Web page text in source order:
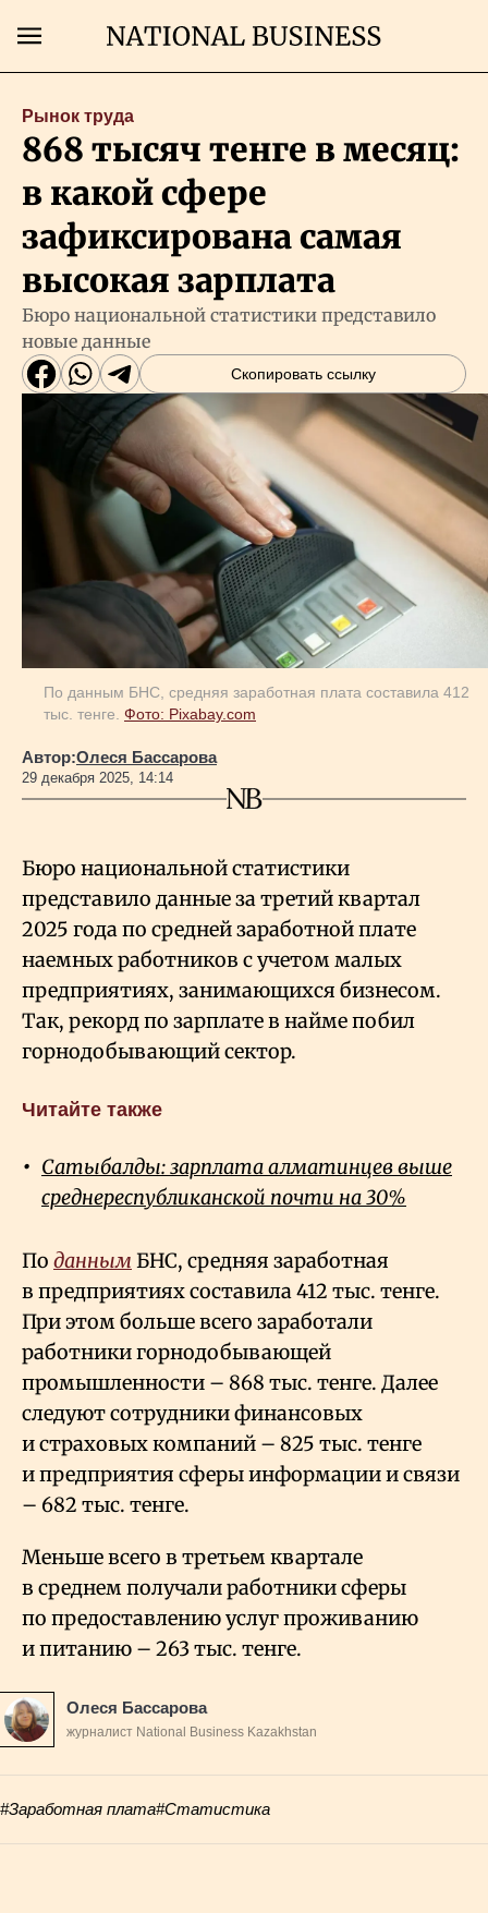
Главная
Экономика
Бизнес
Рынки
Технологии
Власть
Геополитика
Исследования
Люди
Life & Arts
Все новости
Рынок труда
868 тысяч тенге в месяц:
в какой сфере
зафиксирована самая
высокая зарплата
Бюро национальной статистики представило
новые данные
Скопировать ссылку
По данным БНС, средняя заработная плата составила 412
тыс. тенге. Фото: Pixabay.com
Автор:Олеся Бассарова
29 декабря 2025, 14:14
Бюро национальной статистики
представило данные за третий квартал
2025 года по средней заработной плате
наемных работников с учетом малых
предприятиях, занимающихся бизнесом.
Так, рекорд по зарплате в найме побил
горнодобывающий сектор.
Читайте также
Сатыбалды: зарплата алматинцев выше
среднереспубликанской почти на 30%
По данным БНС, средняя заработная
в предприятиях составила 412 тыс. тенге.
При этом больше всего заработали
работники горнодобывающей
промышленности – 868 тыс. тенге. Далее
следуют сотрудники финансовых
и страховых компаний – 825 тыс. тенге
и предприятия сферы информации и связи
– 682 тыс. тенге.
Меньше всего в третьем квартале
в среднем получали работники сферы
по предоставлению услуг проживанию
и питанию – 263тыс. тенге.
Олеся Бассарова
журналист National Business Kazakhstan
#Заработная плата#Статистика